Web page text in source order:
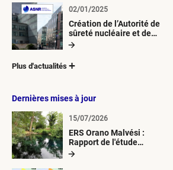
Création de l’Autorité de
sûreté nucléaire et de
radioprotection (ASNR)
02/01/2025
Plus d'actualités
Dernières mises à jour
ERS Orano Malvési :
Rapport de l'étude
radiologique du milieu
15/07/2026